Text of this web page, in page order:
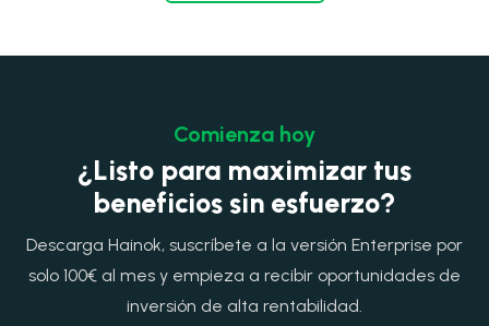
Comienza hoy
¿Listo para maximizar tus
beneficios sin esfuerzo?
Descarga Hainok, suscríbete a la versión Enterprise por
solo 100€ al mes y empieza a recibir oportunidades de
inversión de alta rentabilidad.